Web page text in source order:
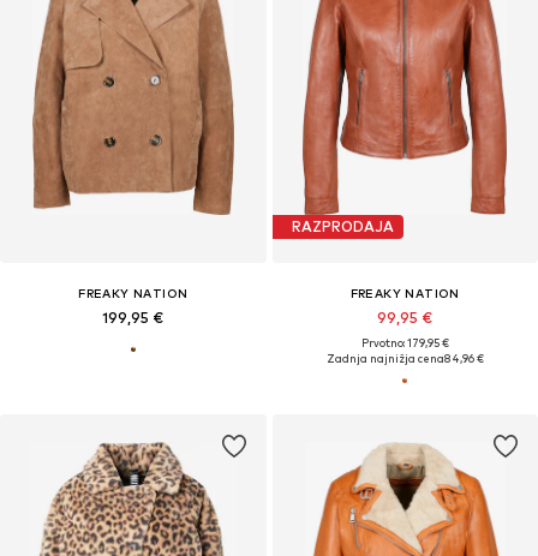
FREAKY NATION
199,95 €
RAZPRODAJA
FREAKY NATION
99,95 €
Prvotno: 179,95 €
Zadnja najnižja cena84,96 €